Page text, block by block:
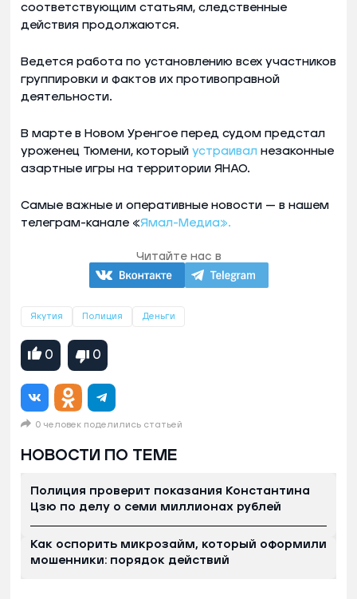
соответствующим статьям, следственные
действия продолжаются.
Ведется работа по установлению всех участников
группировки и фактов их противоправной
деятельности.
В марте в Новом Уренгое перед судом предстал
уроженец Тюмени, который устраивал незаконные
азартные игры на территории ЯНАО.
Самые важные и оперативные новости — в нашем
телеграм-канале «Ямал-Медиа».
Читайте нас в
Якутия Полиция Деньги
0 0
0 человек поделились статьей
НОВОСТИ ПО ТЕМЕ
Полиция проверит показания Константина
Цзю по делу о семи миллионах рублей
Как оспорить микрозайм, который оформили
мошенники: порядок действий